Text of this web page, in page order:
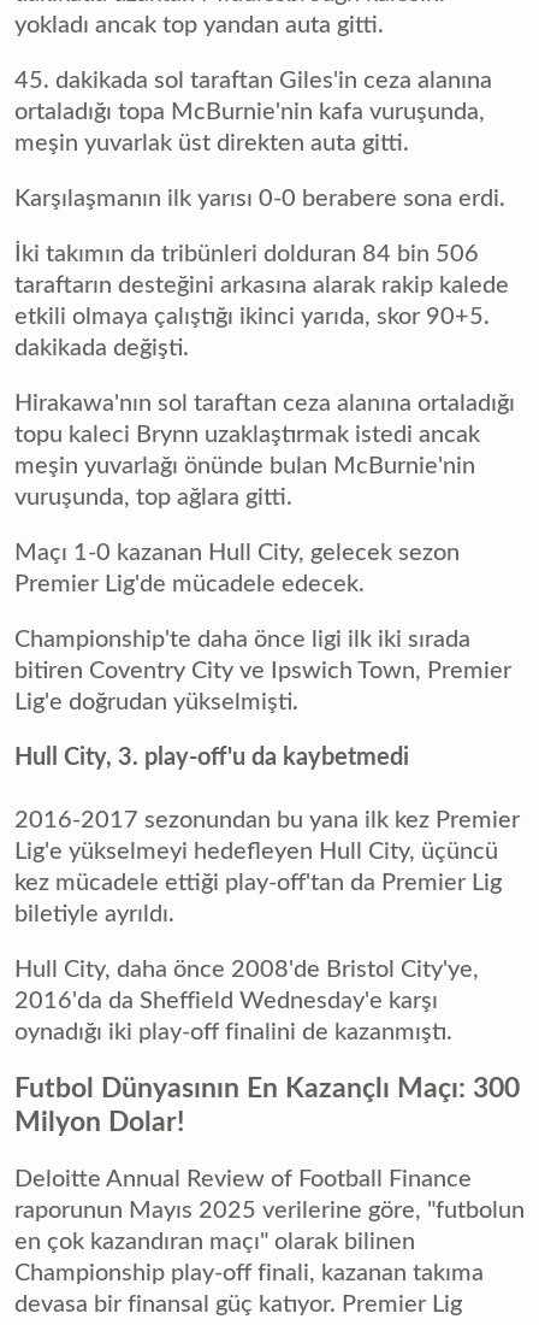
yokladı ancak top yandan auta gitti.
45. dakikada sol taraftan Giles'in ceza alanına
ortaladığı topa McBurnie'nin kafa vuruşunda,
meşin yuvarlak üst direkten auta gitti.
Karşılaşmanın ilk yarısı 0-0 berabere sona erdi.
İki takımın da tribünleri dolduran 84 bin 506
taraftarın desteğini arkasına alarak rakip kalede
etkili olmaya çalıştığı ikinci yarıda, skor 90+5.
dakikada değişti.
Hirakawa'nın sol taraftan ceza alanına ortaladığı
topu kaleci Brynn uzaklaştırmak istedi ancak
meşin yuvarlağı önünde bulan McBurnie'nin
vuruşunda, top ağlara gitti.
Maçı 1-0 kazanan Hull City, gelecek sezon
Premier Lig'de mücadele edecek.
Championship'te daha önce ligi ilk iki sırada
bitiren Coventry City ve Ipswich Town, Premier
Lig'e doğrudan yükselmişti.
Hull City, 3. play-off'u da kaybetmedi
2016-2017 sezonundan bu yana ilk kez Premier
Lig'e yükselmeyi hedefleyen Hull City, üçüncü
kez mücadele ettiği play-off'tan da Premier Lig
biletiyle ayrıldı.
Hull City, daha önce 2008'de Bristol City'ye,
2016'da da Sheffield Wednesday'e karşı
oynadığı iki play-off finalini de kazanmıştı.
Futbol Dünyasının En Kazançlı Maçı: 300
Milyon Dolar!
Deloitte Annual Review of Football Finance
raporunun Mayıs 2025 verilerine göre, "futbolun
en çok kazandıran maçı" olarak bilinen
Championship play-off finali, kazanan takıma
devasa bir finansal güç katıyor. Premier Lig